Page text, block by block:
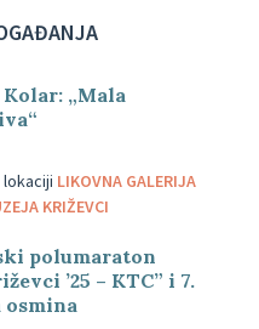
„Mala
lokaciji LIKOVNA GALERIJA
KRIŽEVCI
polumaraton
’25 – KTC” i 7.
osmina